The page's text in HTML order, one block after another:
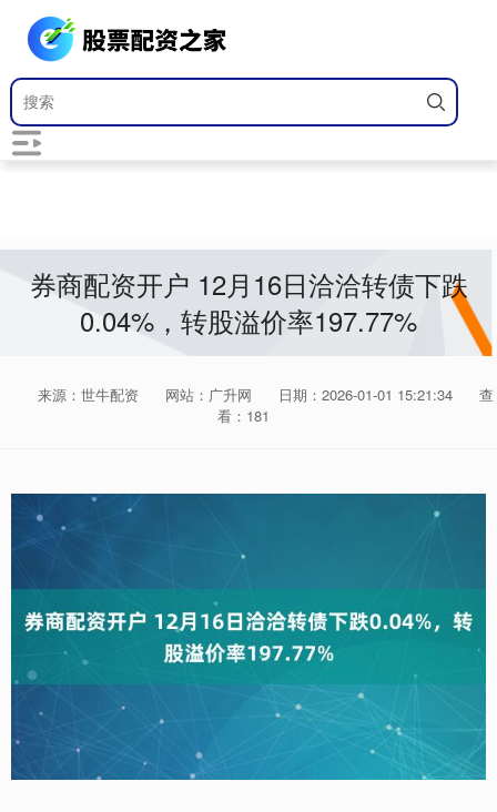
券商配资开户 12月16日洽洽转债下跌
0.04%，转股溢价率197.77%
来源：世牛配资 网站：广升网 日期：2026-01-01 15:21:34
查
看：181